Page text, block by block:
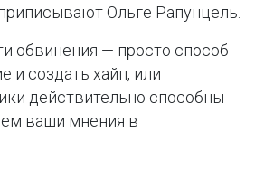
Ольге Рапунцель.
обвинения — просто способ
и создать хайп, или
действительно способны
ваши мнения в